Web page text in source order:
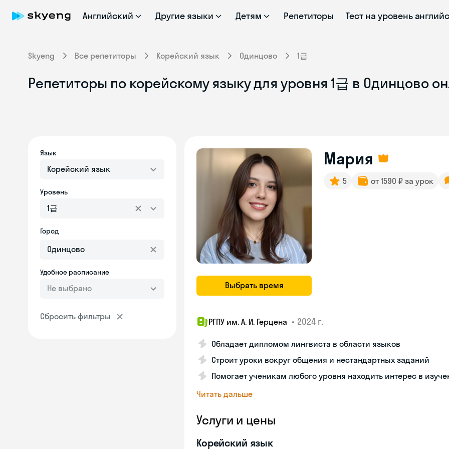
Английский Другие языки Детям Репетиторы Тест на уровень
Skyeng Все репетиторы Корейский язык Одинцово 1급
Репетиторы по корейскому языку для уровня 1급 в Одинцово
Язык
Корейский язык
Уровень
1급
Город
Удобное расписание
Не выбрано
Сбросить фильтры
Выбрать время
Мария
5 от 1590 ₽ за урок
РГПУ им. А. И. Герцена • 2024 г.
Обладает дипломом лингвиста в области языков
Строит уроки вокруг общения и нестандартных заданий
Помогает ученикам любого уровня находить интерес в
Читать дальше
Услуги и цены
Корейский язык